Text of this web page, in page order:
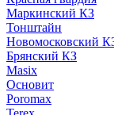
Маркинский КЗ
Тонштайн
Новомосковский
Брянский КЗ
Masix
Основит
Poromax